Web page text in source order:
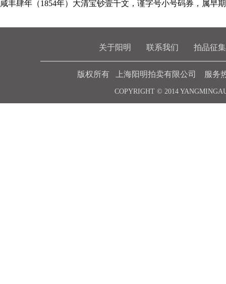
咸丰肆年（1854年）大清宝钞壹千文，谨字号小号码券，属早
关于阳明 联系我们 拍品征集
版权所有 上海阳明拍卖有限公司 服务
COPYRIGHT © 2014